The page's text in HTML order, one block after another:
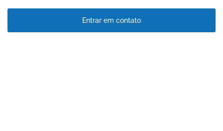
Entrar em contato